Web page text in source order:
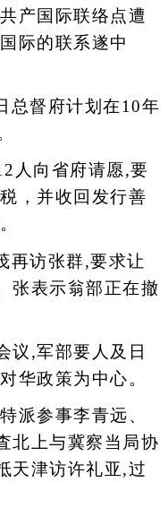
产国际联络点遭
际的联系遂中
总督府计划在10年
向省府请愿,要
，并收回发行善
再访张群,要求让
张表示翁部正在撤
,军部要人及日
华政策为中心。
参事李青远、
北上与冀察当局协
天津访许礼亚,过